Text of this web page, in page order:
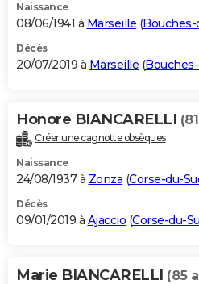
Naissance
08/06/1941 à Marseille (
Décès
20/07/2019 à Marseille (
Honore BIANCARELLI
Créer une cagnotte obsèques
Naissance
24/08/1937 à Zonza (Corse-du-
Décès
09/01/2019 à Ajaccio (Corse-du-
Marie BIANCARELLI (85